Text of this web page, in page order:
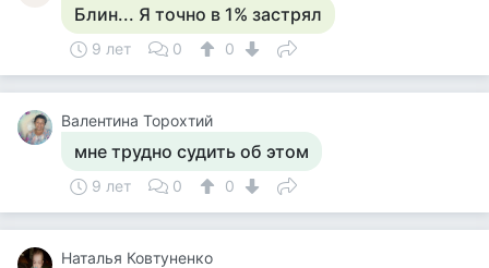
Блин... Я точно в 1% застрял
9 лет 0 0
Валентина Торохтий
мне трудно судить об этом
9 лет 0 0
Наталья Ковтуненко